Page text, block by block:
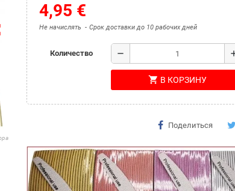
4,95 €
Не начислять Срок доставки до 10 рабочих дней
Количество remove
shopping_cart В КОРЗИНУ
Поделиться